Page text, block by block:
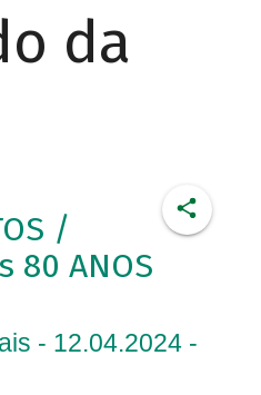
da
/
80 ANOS
- 12.04.2024 -